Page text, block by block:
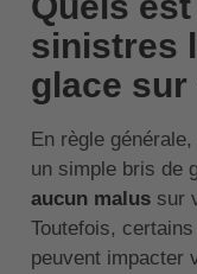
sinistres
glace
En règle
un simple bris de
aucun malussur
Toutefois,
peuvent impacter